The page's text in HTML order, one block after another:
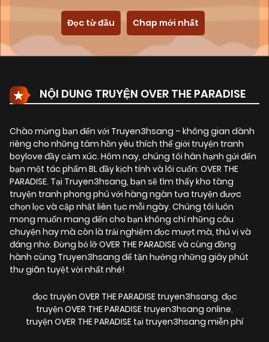
Đọc từ đầu Chap mới nhất
NỘI DUNG TRUYỆN OVER THE PARADISE
Chào mừng bạn đến với Truyen3hsang – không gian dành
riêng cho những tâm hồn yêu thích thế giới truyện tranh
boylove đầy cảm xúc. Hôm nay, chúng tôi hân hạnh gửi đến
bạn một tác phẩm BL đầy kịch tính và lôi cuốn: OVER THE
PARADISE. Tại Truyen3hsang, bạn sẽ tìm thấy kho tàng
truyện tranh phong phú với hàng ngàn tựa truyện được
chọn lọc và cập nhật liên tục mỗi ngày. Chúng tôi luôn
mong muốn mang đến cho bạn không chỉ những câu
chuyện hay mà còn là trải nghiệm đọc mượt mà, thú vị và
đáng nhớ. Đừng bỏ lỡ OVER THE PARADISE và cùng đồng
hành cùng Truyen3hsang để tận hưởng những giây phút
thư giãn tuyệt vời nhất nhé!
đọc truyện OVER THE PARADISE truyen3hsang, đọc
truyện OVER THE PARADISE truyen3hsang online,
truyện OVER THE PARADISE tại truyen3hsang miễn phí